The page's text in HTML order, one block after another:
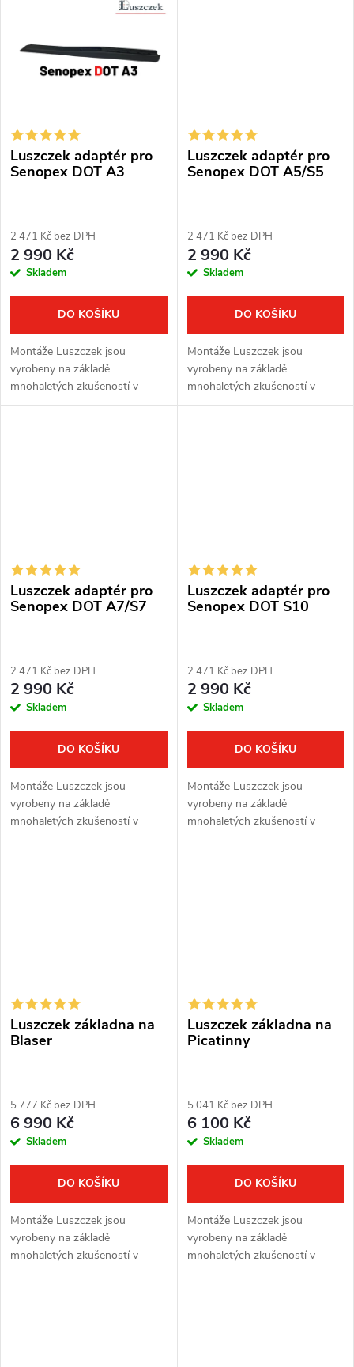
Luszczek adaptér pro
Senopex DOT A3
2 471 Kč bez DPH
2 990 Kč
Skladem
DO KOŠÍKU
Montáže Luszczek jsou
vyrobeny na základě
mnohaletých zkušeností v
oblasti lovu a sportovní střelby.
Luszczek adaptér pro
Senopex DOT A5/S5
2 471 Kč bez DPH
2 990 Kč
Skladem
DO KOŠÍKU
Montáže Luszczek jsou
vyrobeny na základě
mnohaletých zkušeností v
oblasti lovu a sportovní střelby.
Luszczek adaptér pro
Senopex DOT A7/S7
2 471 Kč bez DPH
2 990 Kč
Skladem
DO KOŠÍKU
Montáže Luszczek jsou
vyrobeny na základě
mnohaletých zkušeností v
oblasti lovu a sportovní střelby.
Luszczek adaptér pro
Senopex DOT S10
2 471 Kč bez DPH
2 990 Kč
Skladem
DO KOŠÍKU
Montáže Luszczek jsou
vyrobeny na základě
mnohaletých zkušeností v
oblasti lovu a sportovní střelby.
Luszczek základna na
Blaser
5 777 Kč bez DPH
6 990 Kč
Skladem
DO KOŠÍKU
Montáže Luszczek jsou
vyrobeny na základě
mnohaletých zkušeností v
oblasti lovu a sportovní střelby.
Luszczek základna na
Picatinny
5 041 Kč bez DPH
6 100 Kč
Skladem
DO KOŠÍKU
Montáže Luszczek jsou
vyrobeny na základě
mnohaletých zkušeností v
oblasti lovu a sportovní střelby.